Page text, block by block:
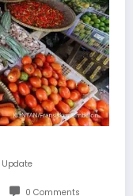
Update
0 Comments